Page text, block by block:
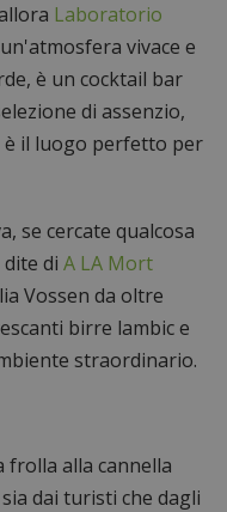
Laboratorio
vivace e
è un cocktail bar
di assenzio,
è il luogo perfetto per
se cercate qualcosa
di A LA Mort
Vossen da oltre
birre lambic e
straordinario.
frolla alla cannella
dai turisti che dagli